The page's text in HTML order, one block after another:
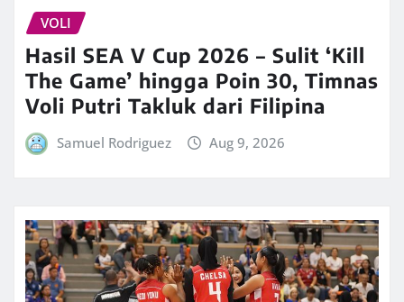
VOLI
Hasil SEA V Cup 2026 – Sulit ‘Kill
The Game’ hingga Poin 30, Timnas
Voli Putri Takluk dari Filipina
Samuel Rodriguez Aug 9, 2026